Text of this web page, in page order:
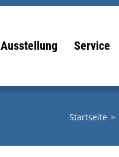
Ausstellung Service
Startseite >